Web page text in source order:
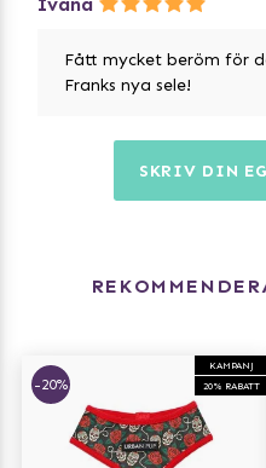
Ivana
Fått mycket beröm för
Franks nya sele!
SKRIV DIN
KAMPANJ
20% RABATT
-20%